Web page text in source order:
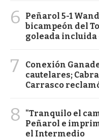
6
Peñarol 5-1
bicampeón del
goleada incluida
7
Conexión
cautelares;
Carrasco
8
"Tranquilo el
Peñarol e
el Intermedio